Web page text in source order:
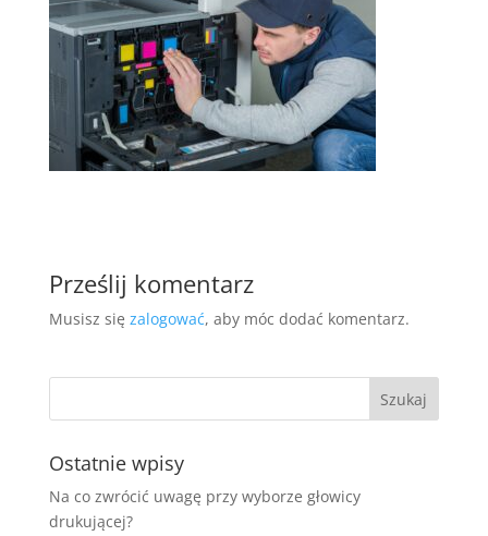
Prześlij komentarz
Musisz się zalogować, aby móc dodać komentarz.
Ostatnie wpisy
Na co zwrócić uwagę przy wyborze głowicy
drukującej?